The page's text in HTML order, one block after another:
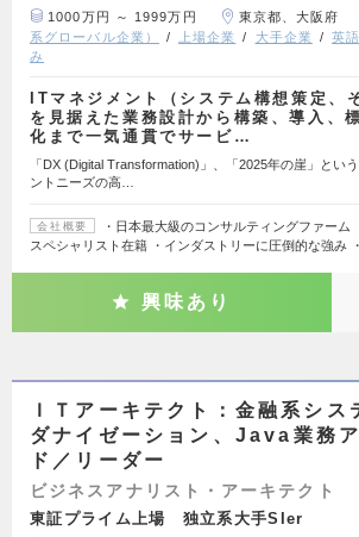
1000万円 ～ 1999万円 東京都、大阪府
系グローバル企業）
上場企業 大手企業 英
み
ITマネジメント（システム構想策定、
を見据えた業務設計から構築、導入、
化まで一気通貫でサービ…
「DX (Digital Transformation)」、「2025年の崖」とい
ントニーズの高…
会社概要
・日本最大級のコンサルティングファー
スペシャリスト在籍 ・インダストリーに圧倒的な強み
興味あり
ＩＴアーキテクト：金融系シ
ダナイゼーション、Java業務
ド／リーダー
ビジネスアナリスト・アーキテクト
東証プライム上場 独立系大手SIer